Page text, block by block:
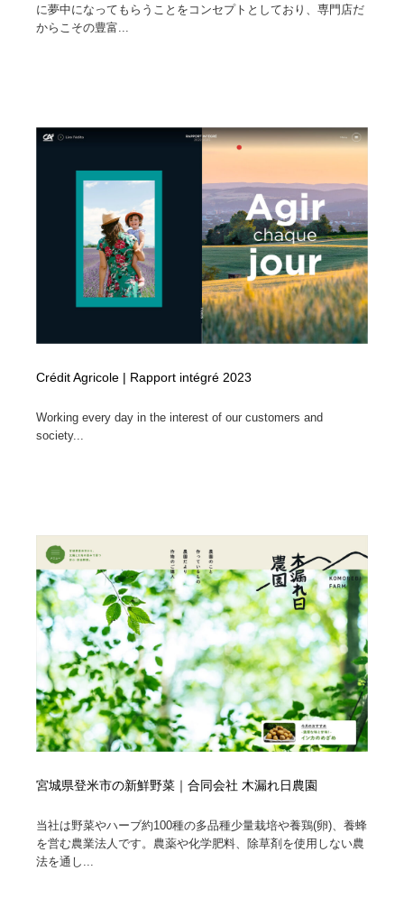
に夢中になってもらうことをコンセプトとしており、専門店だ
からこその豊富...
Crédit Agricole | Rapport intégré 2023
Working every day in the interest of our customers and
society...
宮城県登米市の新鮮野菜｜合同会社 木漏れ日農園
当社は野菜やハーブ約100種の多品種少量栽培や養鶏(卵)、養蜂
を営む農業法人です。農薬や化学肥料、除草剤を使用しない農
法を通し...